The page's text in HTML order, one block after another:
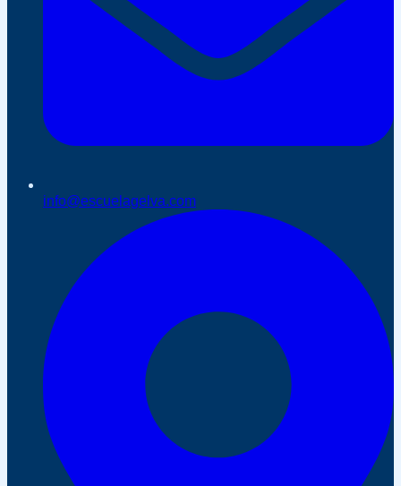
info@escuelagelva.com